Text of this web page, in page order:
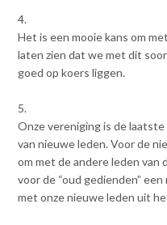
4.
Het is een mooie kans om
laten zien dat we met dit
goed op koers liggen.
5.
Onze vereniging is de
van nieuwe leden. Voor de
om met de andere leden van
voor de “oud gedienden”
met onze nieuwe leden uit